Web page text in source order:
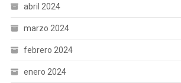
abril 2024
marzo 2024
febrero 2024
enero 2024